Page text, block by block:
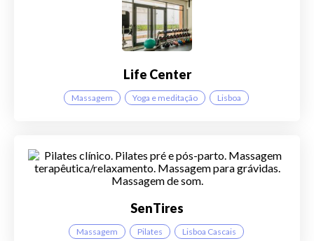
Life Center
Massagem Yoga e meditação Lisboa
SenTires
Massagem Pilates Lisboa Cascais